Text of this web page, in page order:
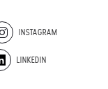
INSTAGRAM
LINKEDIN